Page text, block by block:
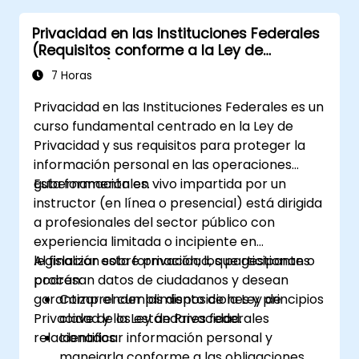
Privacidad en las Instituciones Federales
(Requisitos conforme a la Ley de
Privacidad)
7 Horas
Privacidad en las Instituciones Federales es un
curso fundamental centrado en la Ley de
Privacidad y sus requisitos para proteger la
información personal en las operaciones
gubernamentales.
Esta formación en vivo impartida por un
instructor (en línea o presencial) está dirigida
a profesionales del sector público con
experiencia limitada o incipiente en
legislación sobre privacidad, que gestionan o
procesan datos de ciudadanos y desean
garantizar el cumplimiento de la Ley de
Privacidad y los estándares federales
relacionados.
Al finalizar esta formación, los participantes
podrán:
Comprender las disposiciones y principios
clave de la Ley de Privacidad.
Identificar información personal y